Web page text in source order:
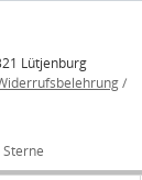
Lütjenburg
/
Sterne